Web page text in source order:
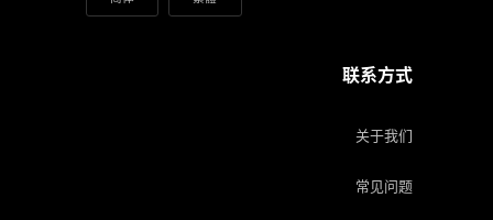
联系方式
关于我们
常见问题